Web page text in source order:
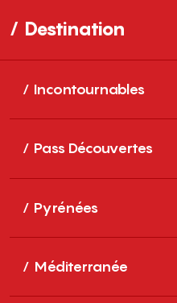
Destination
Incontournables
Pass Découvertes
Pyrénées
Méditerranée
Saint-Laurent-de-la-